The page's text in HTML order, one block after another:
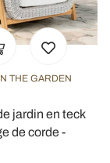
THE GARDEN
jardin en teck
de corde -